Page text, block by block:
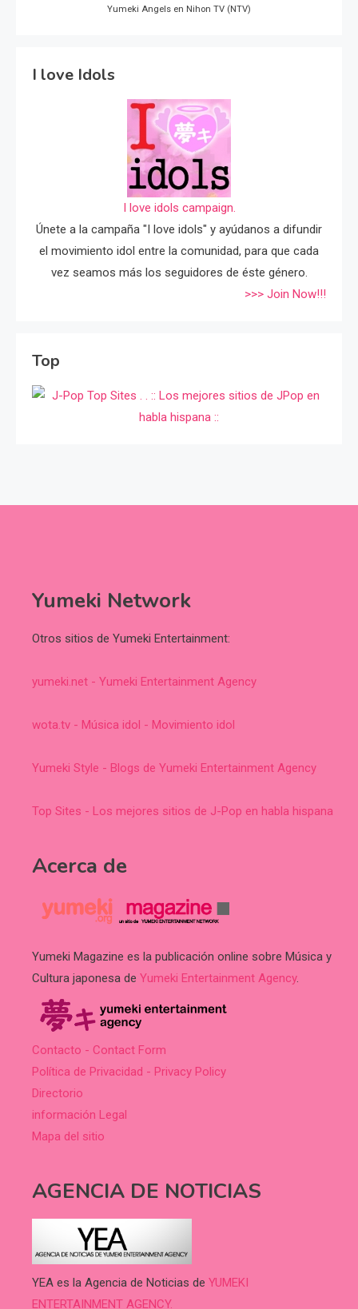
Yumeki Angels en Nihon TV (NTV)
I love Idols
I love idols campaign.
Únete a la campaña "I love idols" y ayúdanos a difundir
el movimiento idol entre la comunidad, para que cada
vez seamos más los seguidores de éste género.
>>> Join Now!!!
Top
Yumeki Network
Otros sitios de Yumeki Entertainment:
yumeki.net - Yumeki Entertainment Agency
wota.tv - Música idol - Movimiento idol
Yumeki Style - Blogs de Yumeki Entertainment Agency
Top Sites - Los mejores sitios de J-Pop en habla hispana
Acerca de
Yumeki Magazine es la publicación online sobre Música y
Cultura japonesa de Yumeki Entertainment Agency.
Contacto - Contact Form
Política de Privacidad - Privacy Policy
Directorio
información Legal
Mapa del sitio
AGENCIA DE NOTICIAS
YEA es la Agencia de Noticias de YUMEKI
ENTERTAINMENT AGENCY.